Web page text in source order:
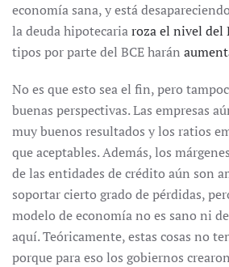
economía sana, y está
la deuda hipotecariaroza el nivel del
tipos por parte del BCE harán
No es que esto sea el fin, pero
buenas perspectivas. Las empresas
muy buenos resultados y los ratios
que aceptables. Además, los
de las entidades de crédito aún son
soportar cierto grado de pérdidas,
modelo de economía no es sano ni
aquí. Teóricamente, estas cosas no
porque para eso los gobiernos